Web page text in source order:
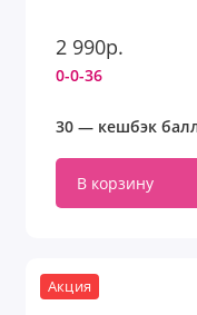
2 990р.
0-0-36
30 — кешбэк
В корзину
Акция